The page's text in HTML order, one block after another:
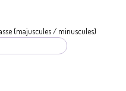
(majuscules / minuscules)